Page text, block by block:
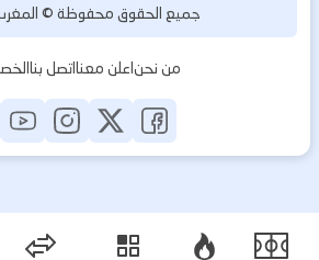
جميع الحقوق محفوظة ©
من نحناعلن معنااتصل بنا